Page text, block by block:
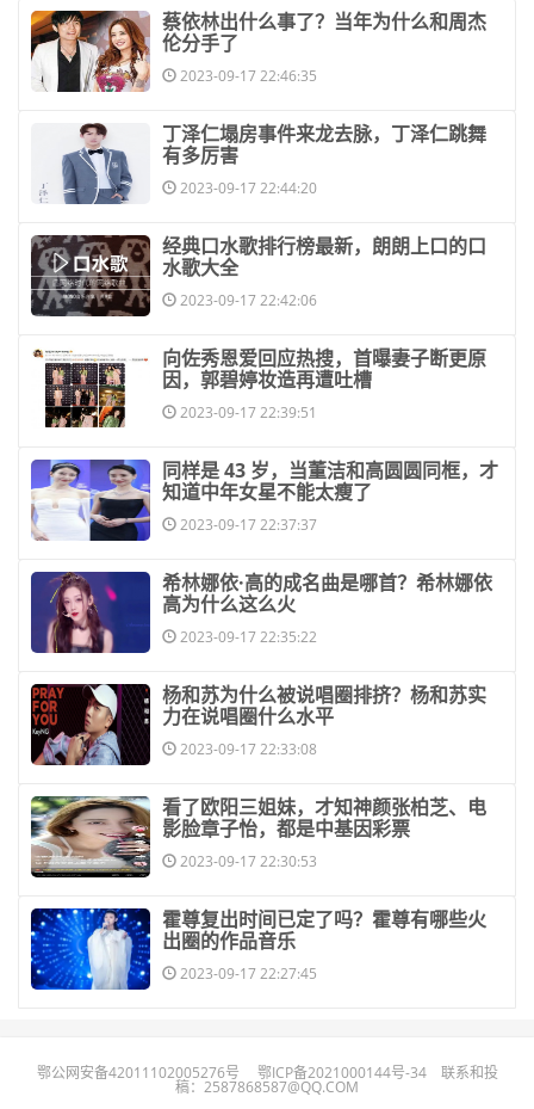
​蔡依林出什么事了？当年为什么和周杰
伦分手了
2023-09-17 22:46:35
​丁泽仁塌房事件来龙去脉，丁泽仁跳舞
有多厉害
2023-09-17 22:44:20
​经典口水歌排行榜最新，朗朗上口的口
水歌大全
2023-09-17 22:42:06
​向佐秀恩爱回应热搜，首曝妻子断更原
因，郭碧婷妆造再遭吐槽
2023-09-17 22:39:51
​同样是 43 岁，当董洁和高圆圆同框，才
知道中年女星不能太瘦了
2023-09-17 22:37:37
​希林娜依·高的成名曲是哪首？希林娜依
高为什么这么火
2023-09-17 22:35:22
​杨和苏为什么被说唱圈排挤？杨和苏实
力在说唱圈什么水平
2023-09-17 22:33:08
​看了欧阳三姐妹，才知神颜张柏芝、电
影脸章子怡，都是中基因彩票
2023-09-17 22:30:53
​霍尊复出时间已定了吗？霍尊有哪些火
出圈的作品音乐
2023-09-17 22:27:45
鄂公网安备42011102005276号 鄂ICP备2021000144号-34 联系和投
稿：2587868587@QQ.COM